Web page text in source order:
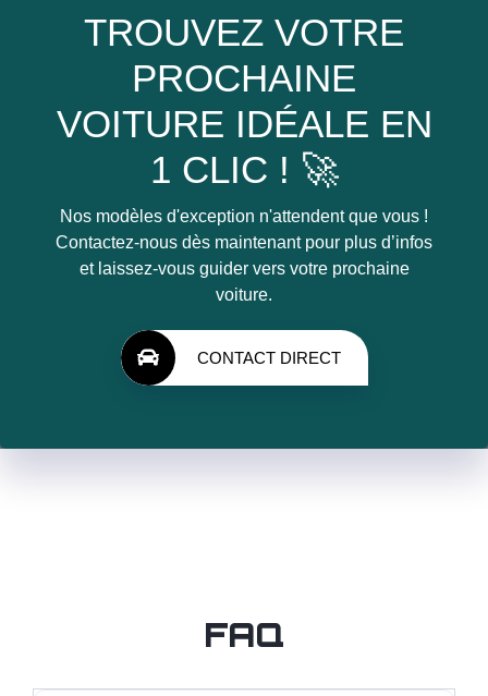
TROUVEZ VOTRE
PROCHAINE
VOITURE IDÉALE EN
1 CLIC ! 🚀
Nos modèles d'exception n'attendent que vous !
Contactez-nous dès maintenant pour plus d’infos
et laissez-vous guider vers votre prochaine
voiture.
CONTACT DIRECT
FAQ